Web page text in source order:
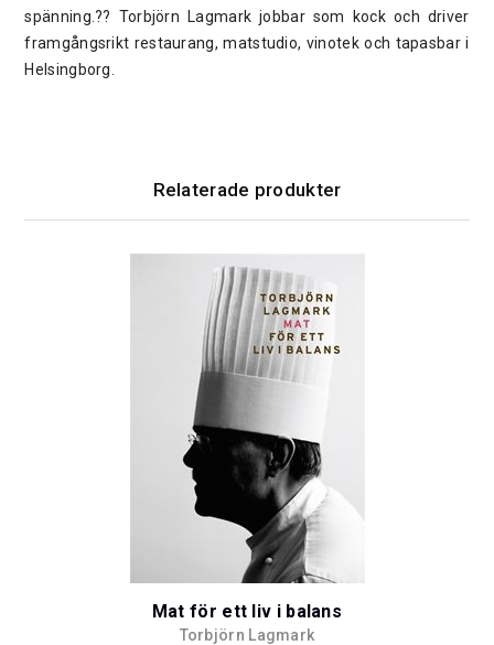
spänning.?? Torbjörn Lagmark jobbar som kock och driver
framgångsrikt restaurang, matstudio, vinotek och tapasbar i
Helsingborg.
Relaterade produkter
Mat för ett liv i balans
Torbjörn Lagmark